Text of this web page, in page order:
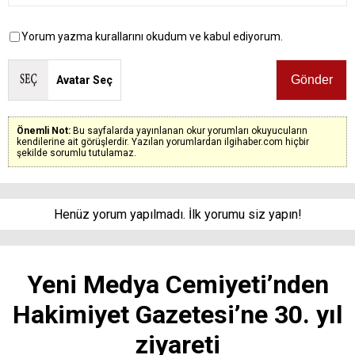
Yorum yazma kurallarını okudum ve kabul ediyorum.
Avatar Seç
Önemli Not: Bu sayfalarda yayınlanan okur yorumları okuyucuların
kendilerine ait görüşlerdir. Yazılan yorumlardan ilgihaber.com hiçbir
şekilde sorumlu tutulamaz.
Henüz yorum yapılmadı. İlk yorumu siz yapın!
Yeni Medya Cemiyeti’nden
Hakimiyet Gazetesi’ne 30. yıl
ziyareti